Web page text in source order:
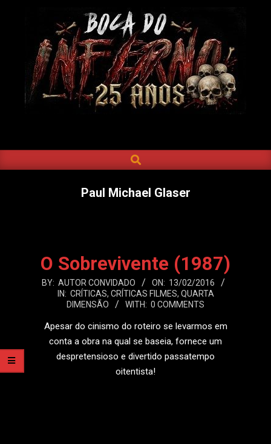
DO
INFERNO
Navigation
SEARCH
Paul Michael Glaser
O Sobrevivente (1987)
2016-
BY: AUTOR CONVIDADO ON: 13/02/2016
IN: CRÍTICAS, CRÍTICAS FILMES, QUARTA
DIMENSÃO
WITH: 0 COMMENTS
Apesar do cinismo do roteiro se levarmos em
conta a obra na qual se baseia, fornece um
despretensioso e divertido passatempo
oitentista!